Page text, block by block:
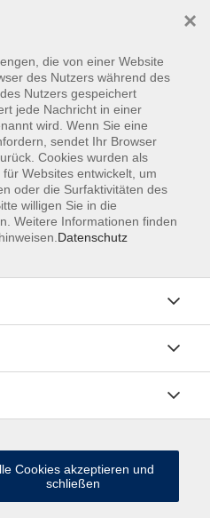
werden.
die von einer Website
des Nutzers während des
Nutzers gespeichert
jede Nachricht in einer
wird. Wenn Sie eine
sendet Ihr Browser
Cookies wurden als
Websites entwickelt, um
oder die Surfaktivitäten des
willigen Sie in die
Weitere Informationen finden
Datenschutz
×
Cookies akzeptieren und
schließen